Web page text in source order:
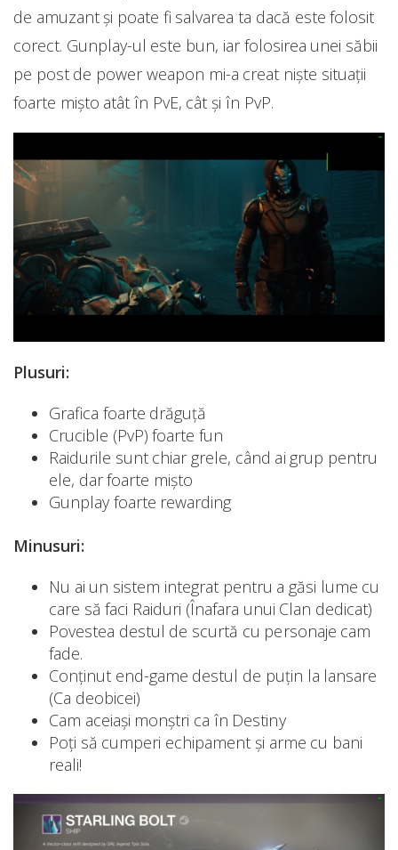
de amuzant și poate fi salvarea ta dacă este folosit
corect. Gunplay-ul este bun, iar folosirea unei săbii
pe post de power weapon mi-a creat niște situații
foarte mișto atât în PvE, cât și în PvP.
Plusuri:
Grafica foarte drăguță
Crucible (PvP) foarte fun
Raidurile sunt chiar grele, când ai grup pentru
ele, dar foarte mișto
Gunplay foarte rewarding
Minusuri:
Nu ai un sistem integrat pentru a găsi lume cu
care să faci Raiduri (Înafara unui Clan dedicat)
Povestea destul de scurtă cu personaje cam
fade.
Conținut end-game destul de puțin la lansare
(Ca deobicei)
Cam aceiași monștri ca în Destiny
Poți să cumperi echipament și arme cu bani
reali!